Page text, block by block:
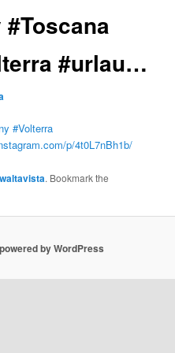
#urlau…
#Volterra
p/4t0L7nBh1b/
waltavista. Bookmark the
by WordPress